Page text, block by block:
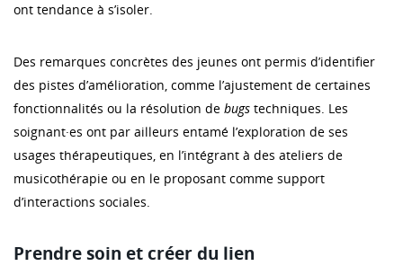
ont tendance à s’isoler.
Des remarques concrètes des jeunes ont permis d’identifier
des pistes d’amélioration, comme l’ajustement de certaines
fonctionnalités ou la résolution de bugs techniques. Les
soignant·es ont par ailleurs entamé l’exploration de ses
usages thérapeutiques, en l’intégrant à des ateliers de
musicothérapie ou en le proposant comme support
d’interactions sociales.
Prendre soin et créer du lien